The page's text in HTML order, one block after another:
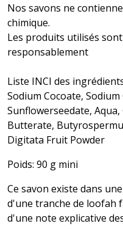
Nos savons ne
chimique.
Les produits utilisés
responsablement
Liste INCI des
Sodium Cocoate,
Sunflowerseedate, Aqua,
Butterate,
Digitata Fruit Powder
Poids: 90 g mini
Ce savon existe dans
d'une tranche de loofah
d'une note explicative